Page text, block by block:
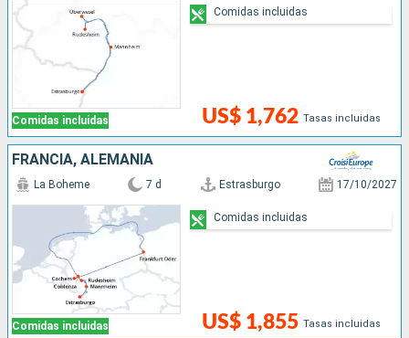
Comidas incluidas US$ 1,762 Tasas incluidas
Comidas incluidas
FRANCIA, ALEMANIA
Comidas incluidas
La Boheme 7 d Estrasburgo 17/10/2027
US$ 1,855 Tasas incluidas
Comidas incluidas